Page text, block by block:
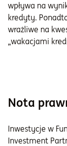
wpływa na
kredyty.
wrażliwe na
„wakacjami
Nota
Inwestycje w
Investment